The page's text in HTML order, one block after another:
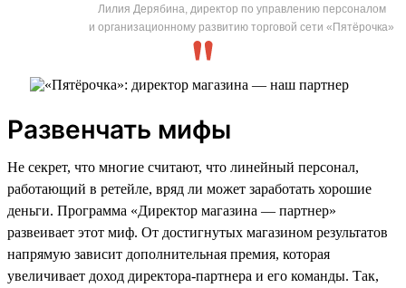
Лилия Дерябина, директор по управлению персоналом
и организационному развитию торговой сети «Пятёрочка»
Развенчать мифы
Не секрет, что многие считают, что линейный персонал,
работающий в ретейле, вряд ли может заработать хорошие
деньги. Программа «Директор магазина — партнер»
развеивает этот миф. От достигнутых магазином результатов
напрямую зависит дополнительная премия, которая
увеличивает доход директора-партнера и его команды. Так,